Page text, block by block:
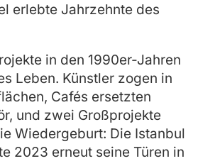
erlebte Jahrzehnte des
in den 1990er-Jahren
Leben. Künstler zogen in
Cafés ersetzten
und zwei Großprojekte
Wiedergeburt: Die Istanbul
2023 erneut seine Türen in